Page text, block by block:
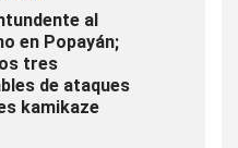
al
en Popayán;
tres
de ataques
kamikaze